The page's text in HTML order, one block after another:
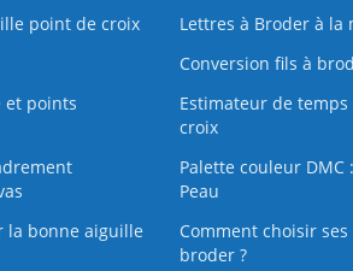
point de croix
Lettres à Broder à la
Conversion fils à
et points
Estimateur de temps
croix
Palette couleur DMC
Peau
la bonne aiguille
Comment choisir ses
broder ?